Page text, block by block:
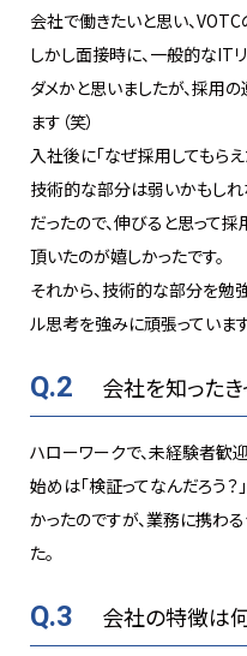
会社で働きたいと思い、VOTC
しかし面接時に、一般的なIT
ダメかと思いましたが、採用
ます（笑）
入社後に「なぜ採用してもらえ
技術的な部分は弱いかもし
だったので、伸びると思って採
頂いたのが嬉しかったです。
それから、技術的な部分を勉
ル思考を強みに頑張っています
Q.2 会社を知った
ハローワークで、未経験者歓
始めは「検証ってなんだろう
かったのですが、業務に携わ
た。
Q.3 会社の特徴は